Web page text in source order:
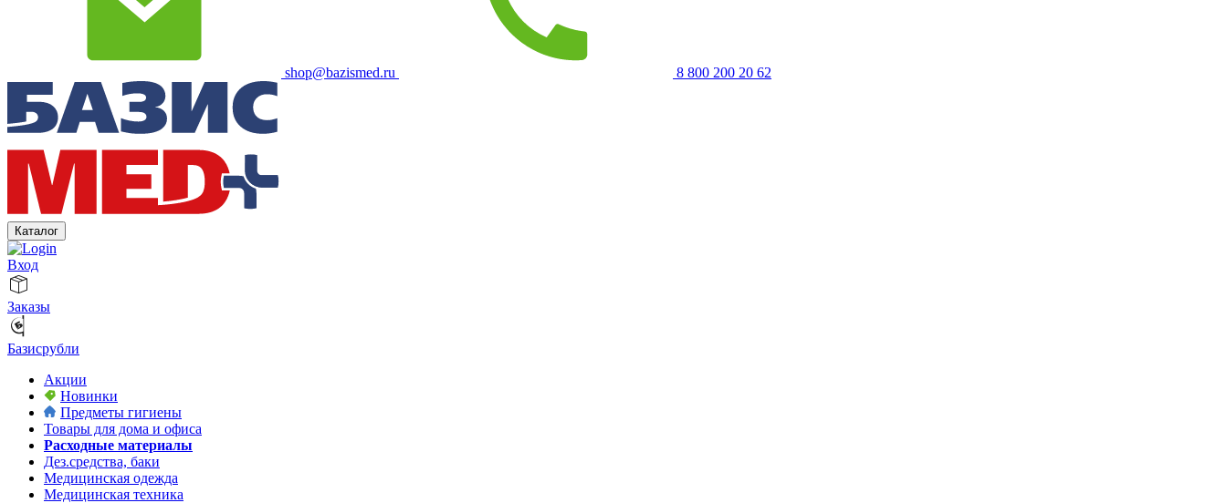
shop@bazismed.ru 8 800 200 20 62
Каталог
Вход
Заказы
Базисрубли
Акции
Новинки
Предметы гигиены
Товары для дома и офиса
Расходные материалы
Дез.средства, баки
Медицинская одежда
Медицинская техника